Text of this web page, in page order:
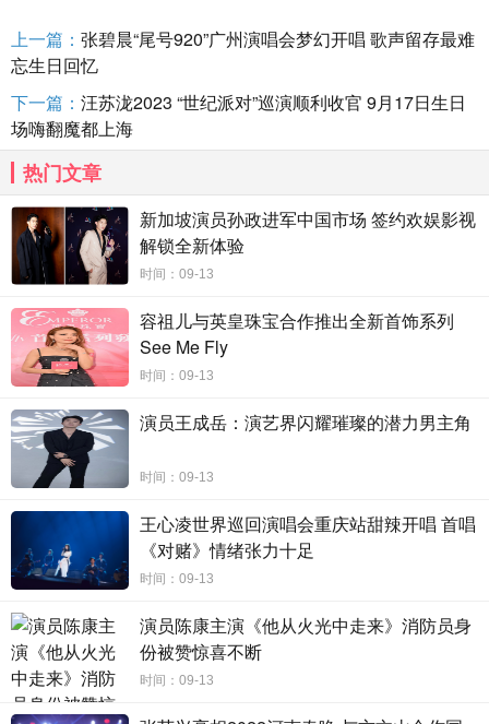
种子便开始收获源源不断的养料，茁壮成长。
1 8年，黄暄婷便因《
佳新人奖”，其后又凭借《内颤》和《过江新娘》两部剧先后
获得红星大奖“最佳女配角”和“最佳女主角”提名。而这部在中
国爆火，吸粉无数的《过江新娘》，更是让黄暄婷在
一举收获纽约电视电影节和首尔网络影展金像奖 “最佳女主
角”的提名。这些专业上的奖项无一例外地都在彰显着演员的
实力与潜能，如此年轻，但却已斐然夺目，新传媒艺人黄暄
上一篇： 张碧晨“尾号920”广州演唱会梦幻开唱 歌声留存最难
忘生日回忆
下一篇： 汪苏泷2023 “世纪派对”巡演顺利收官 9月17日生日
场嗨翻魔都上海
热门文章
新加坡演员孙政进军中国市场 签约欢娱影视
解锁全新体验
时间：09-13
容祖儿与英皇珠宝合作推出全新首饰系列
See Me Fly
时间：09-13
演员王成岳：演艺界闪耀璀璨的潜力男主角
时间：09-13
王心凌世界巡回演唱会重庆站甜辣开唱 首唱
《对赌》情绪张力十足
时间：09-13
演员陈康主演《他从火光中走来》消防员身
份被赞惊喜不断
时间：09-13